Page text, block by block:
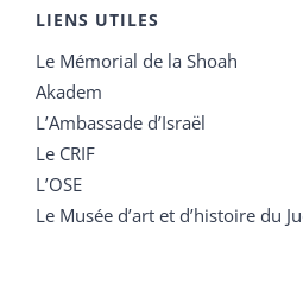
LIENS UTILES
Le Mémorial de la Shoah
Akadem
L’Ambassade d’Israël
Le CRIF
L’OSE
Le Musée d’art et d’histoire du